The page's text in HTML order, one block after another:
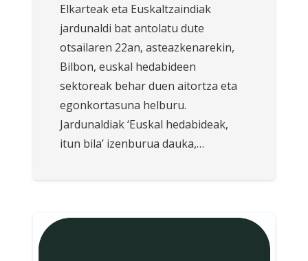
Elkarteak eta Euskaltzaindiak
jardunaldi bat antolatu dute
otsailaren 22an, asteazkenarekin,
Bilbon, euskal hedabideen
sektoreak behar duen aitortza eta
egonkortasuna helburu.
Jardunaldiak ‘Euskal hedabideak,
itun bila’ izenburua dauka,…